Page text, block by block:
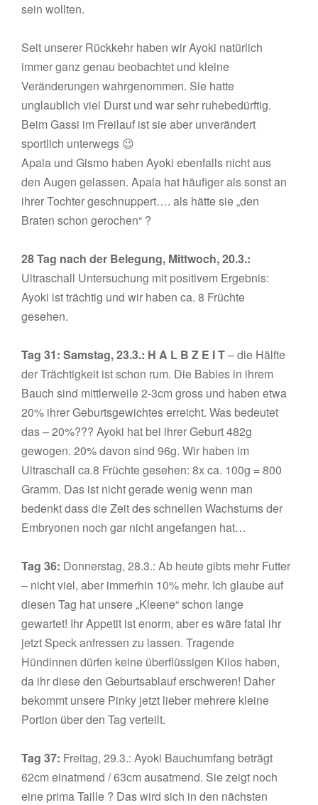
sein wollten.
Seit unserer Rückkehr haben wir Ayoki natürlich
immer ganz genau beobachtet und kleine
Veränderungen wahrgenommen. Sie hatte
unglaublich viel Durst und war sehr ruhebedürftig.
Beim Gassi im Freilauf ist sie aber unverändert
sportlich unterwegs 😉
Apala und Gismo haben Ayoki ebenfalls nicht aus
den Augen gelassen. Apala hat häufiger als sonst an
ihrer Tochter geschnuppert…. als hätte sie „den
Braten schon gerochen“ ?
28 Tag nach der Belegung, Mittwoch, 20.3.:
Ultraschall Untersuchung mit positivem Ergebnis:
Ayoki ist trächtig und wir haben ca. 8 Früchte
gesehen.
Tag 31: Samstag, 23.3.: H A L B Z E I T– die Hälfte
der Trächtigkeit ist schon rum. Die Babies in ihrem
Bauch sind mittlerweile 2-3cm gross und haben etwa
20% ihrer Geburtsgewichtes erreicht. Was bedeutet
das – 20%??? Ayoki hat bei ihrer Geburt 482g
gewogen. 20% davon sind 96g. Wir haben im
Ultraschall ca.8 Früchte gesehen: 8x ca. 100g = 800
Gramm. Das ist nicht gerade wenig wenn man
bedenkt dass die Zeit des schnellen Wachstums der
Embryonen noch gar nicht angefangen hat…
Tag 36: Donnerstag, 28.3.: Ab heute gibts mehr Futter
– nicht viel, aber immerhin 10% mehr. Ich glaube auf
diesen Tag hat unsere „Kleene“ schon lange
gewartet! Ihr Appetit ist enorm, aber es wäre fatal ihr
jetzt Speck anfressen zu lassen. Tragende
Hündinnen dürfen keine überflüssigen Kilos haben,
da ihr diese den Geburtsablauf erschweren! Daher
bekommt unsere Pinky jetzt lieber mehrere kleine
Portion über den Tag verteilt.
Tag 37: Freitag, 29.3.: Ayoki Bauchumfang beträgt
62cm einatmend / 63cm ausatmend. Sie zeigt noch
eine prima Taille ? Das wird sich in den nächsten